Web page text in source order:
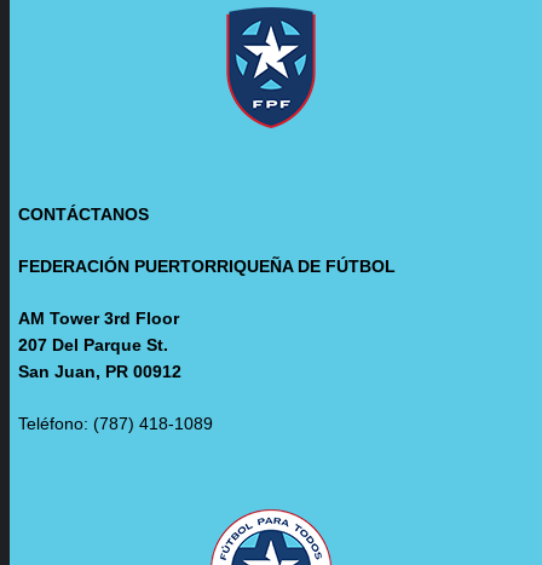
CONTÁCTANOS
FEDERACIÓN PUERTORRIQUEÑA DE FÚTBOL
AM Tower 3rd Floor
207 Del Parque St.
San Juan, PR 00912
Teléfono: (787) 418-1089